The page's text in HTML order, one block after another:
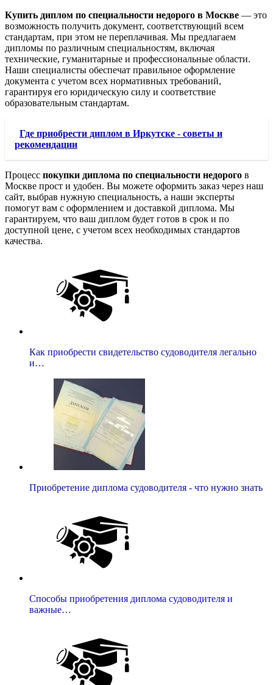
Купить диплом по специальности недорого в Москве — это
возможность получить документ, соответствующий всем
стандартам, при этом не переплачивая. Мы предлагаем
дипломы по различным специальностям, включая
технические, гуманитарные и профессиональные области.
Наши специалисты обеспечат правильное оформление
документа с учетом всех нормативных требований,
гарантируя его юридическую силу и соответствие
образовательным стандартам.
Где приобрести диплом в Иркутске - советы и
рекомендации
Процесс покупки диплома по специальности недорого в
Москве прост и удобен. Вы можете оформить заказ через наш
сайт, выбрав нужную специальность, а наши эксперты
помогут вам с оформлением и доставкой диплома. Мы
гарантируем, что ваш диплом будет готов в срок и по
доступной цене, с учетом всех необходимых стандартов
качества.
Как приобрести свидетельство судоводителя легально
и…
Приобретение диплома судоводителя - что нужно знать
Способы приобретения диплома судоводителя и
важные…